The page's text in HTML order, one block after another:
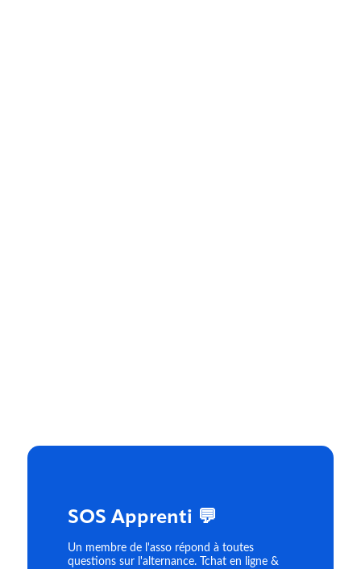
SOS Apprenti 💬
Un membre de l'asso répond à toutes
questions sur l'alternance. Tchat en ligne &